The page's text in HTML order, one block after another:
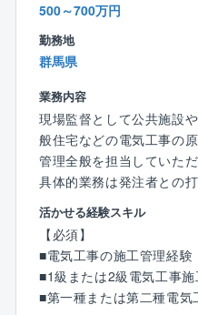
■働く環境：
業務支援ツールなどを導
業を抑える取り組みを行
【同社について】
■創業100年超、東証スタ
空調・衛生工事、電気工
び情報通信事業等を行っ
ンテナンス、除菌除塵装
を広げています。小水力
能なエネルギー関連事業
展開もスタートしています
■働きやすい環境
完全週休2日制となってお
500～700万円
勤務地
群馬県
業務内容
現場監督として公共施設
般住宅などの電気工事の
管理全般を担当していただ
具体的業務は発注者との
管理等、管理全般を行いま
【案件について】
担当エリアは本社のある
内全域と一部埼玉県がメイ
現場への直行直帰も可能
活かせる経験スキル
【必須】
■電気工事の施工管理経験
■1級または2級電気工事
■第一種または第二種電気